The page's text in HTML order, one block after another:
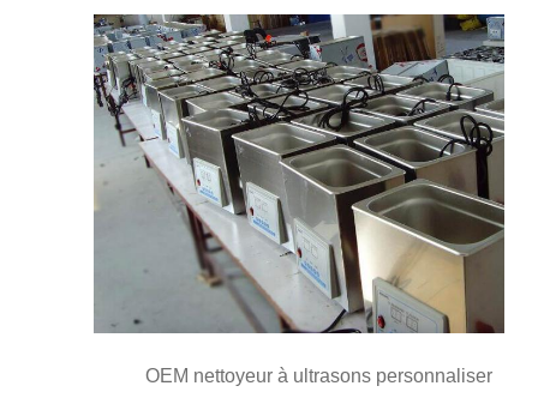
OEM nettoyeur à ultrasons personnaliser